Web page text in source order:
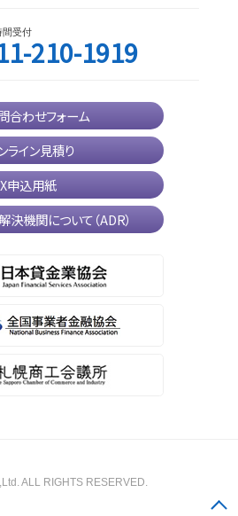
間受付
210-1919
合わせフォーム
ライン見積り
申込用紙
決機関について（ADR）
ALL RIGHTS RESERVED.